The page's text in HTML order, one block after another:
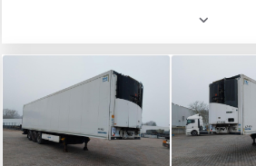
Farbe
Weiß
Fahrgestell/Federung
Federung
luft
Bremse